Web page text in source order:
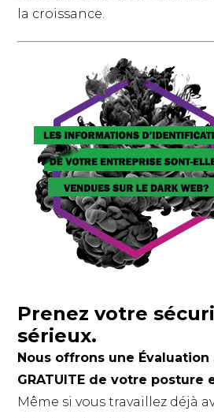
la croissance.
Prenez votre
sérieux.
Nous offrons une Évaluation
GRATUITE de votre posture
Même si vous travaillez déjà